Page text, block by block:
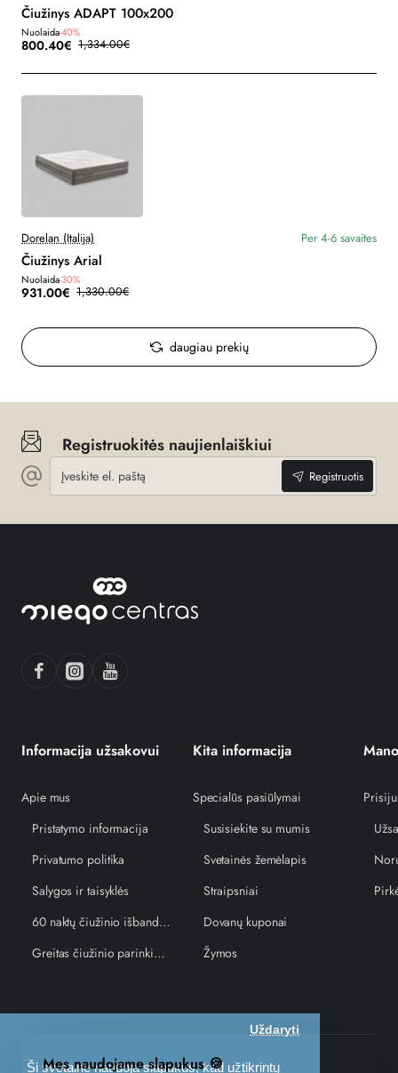
Ši svetainė naudoja slapukus, kad užtikrintų
Uždaryti
Mes naudojame slapukus 🍪
Čiužinys ADAPT 100x200
Nuolaida-40%
800.40€ 1,334.00€
Dorelan (Italija) Per 4-6 savaites
Čiužinys Arial
Nuolaida-30%
931.00€ 1,330.00€
daugiau prekių
Registruokitės naujienlaiškiui
Įveskite
el.
paštą
Registruotis
Informacija užsakovui
Apie mus
Pristatymo informacija
Privatumo politika
Salygos ir taisyklės
60 naktų čiužinio išbandymo garantija
Greitas čiužinio parinkimo vedlys
Kita informacija
Specialūs pasiūlymai
Susisiekite su mumis
Svetainės žemėlapis
Straipsniai
Dovanų kuponai
Žymos
UAB EKUS © 2026, miegocentras.lt. Visos teisės saugomos